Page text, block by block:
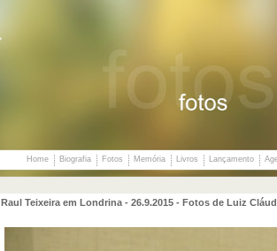
Home Biografia Fotos Memória Livros Lançamento
Raul Teixeira em Londrina - 26.9.2015 - Fotos de Luiz